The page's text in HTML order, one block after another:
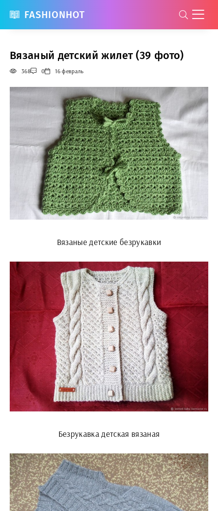
FASHIONHOT
Вязаный детский жилет (39 фото)
368 0 16 февраль
Вязаные детские безрукавки
Безрукавка детская вязаная